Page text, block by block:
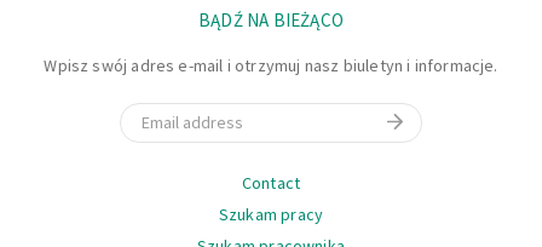
BĄDŹ NA BIEŻĄCO
Wpisz swój adres e-mail i otrzymuj nasz biuletyn i informacje.
Email
Contact
Szukam pracy